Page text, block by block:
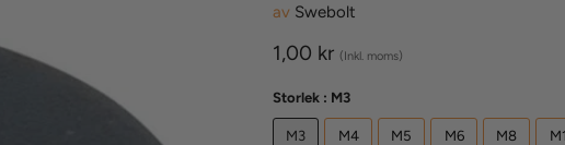
av Swebolt
Aktuellt pris
1,00 kr (Inkl. moms)
Storlek : M3
M3 M4 M5 M6 M8